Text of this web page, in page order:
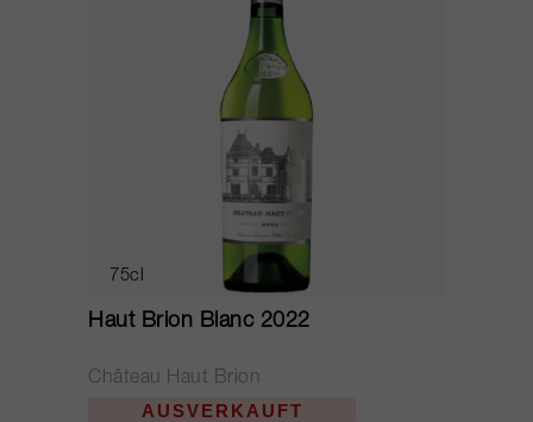
75cl
Haut Brion Blanc 2022
Château Haut Brion
AUSVERKAUFT